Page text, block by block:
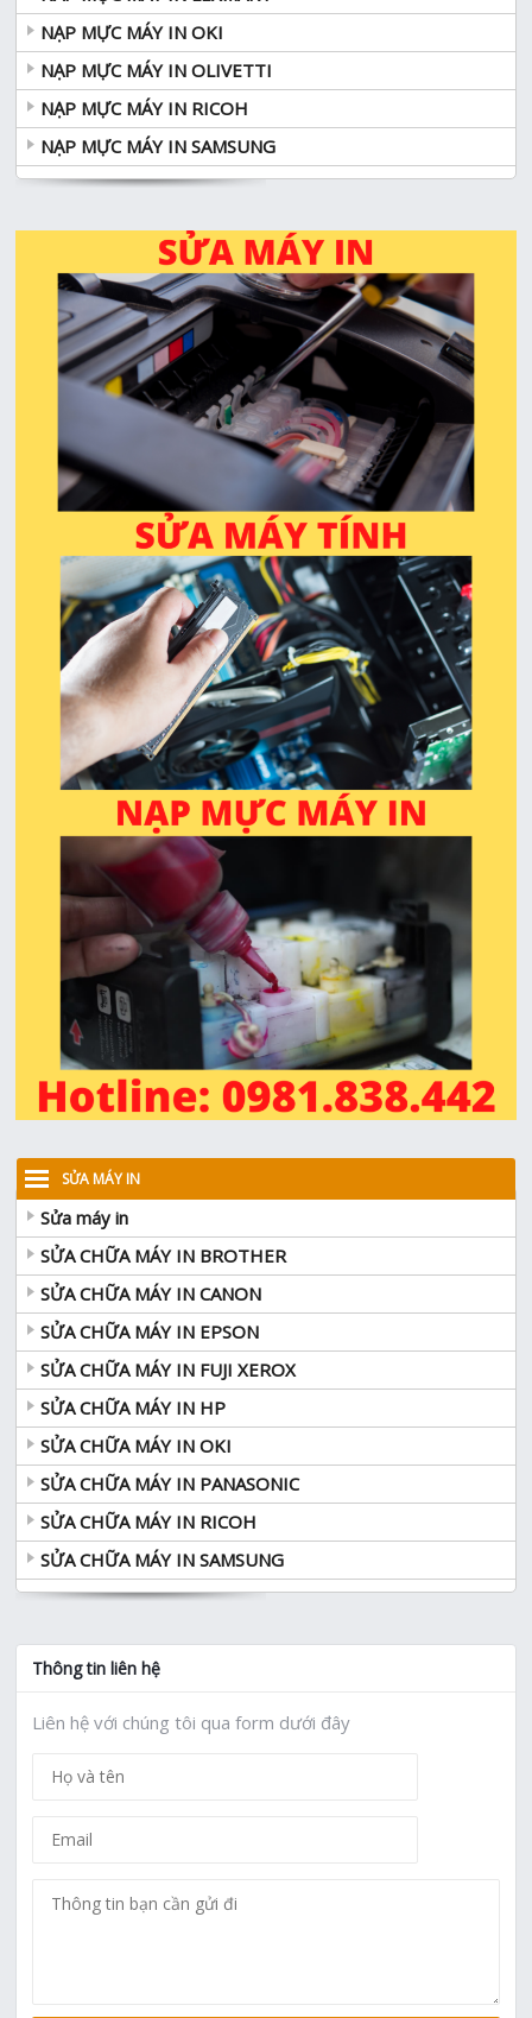
NẠP MỰC MÁY IN OKI
NẠP MỰC MÁY IN OLIVETTI
NẠP MỰC MÁY IN RICOH
NẠP MỰC MÁY IN SAMSUNG
SỬA MÁY IN
Sửa máy in
SỬA CHỮA MÁY IN BROTHER
SỬA CHỮA MÁY IN CANON
SỬA CHỮA MÁY IN EPSON
SỬA CHỮA MÁY IN FUJI XEROX
SỬA CHỮA MÁY IN HP
SỬA CHỮA MÁY IN OKI
SỬA CHỮA MÁY IN PANASONIC
SỬA CHỮA MÁY IN RICOH
SỬA CHỮA MÁY IN SAMSUNG
Thông tin liên hệ
Liên hệ với chúng tôi qua form dưới đây